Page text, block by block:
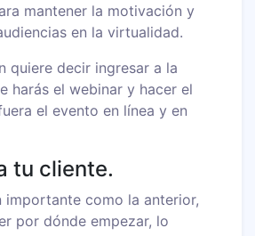
mantener la motivación y
en la virtualidad.
quiere decir ingresar a la
harás el webinar y hacer el
el evento en línea y en
tu cliente.
importante como la anterior,
por dónde empezar, lo